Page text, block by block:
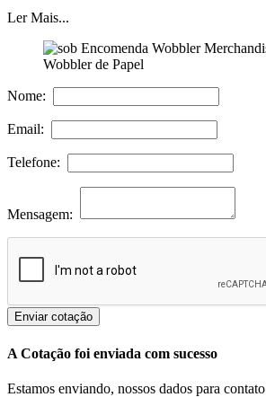
Ler Mais...
Nome:
Email:
Telefone:
Mensagem:
Enviar cotação
A Cotação foi enviada com sucesso
Estamos enviando, nossos dados para contato